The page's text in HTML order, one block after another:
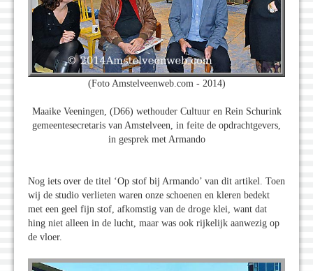
(Foto Amstelveenweb.com - 2014)
Maaike Veeningen, (D66) wethouder Cultuur en Rein Schurink
gemeentesecretaris van Amstelveen, in feite de opdrachtgevers,
in gesprek met Armando
Nog iets over de titel ‘Op stof bij Armando’ van dit artikel. Toen
wij de studio verlieten waren onze schoenen en kleren bedekt
met een geel fijn stof, afkomstig van de droge klei, want dat
hing niet alleen in de lucht, maar was ook rijkelijk aanwezig op
de vloer.